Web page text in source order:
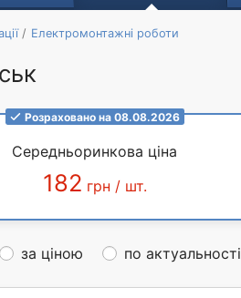
Електромонтажні роботи
Розраховано на 08.08.2026
Середньоринкова ціна
182 грн / шт.
за ціною по актуальності